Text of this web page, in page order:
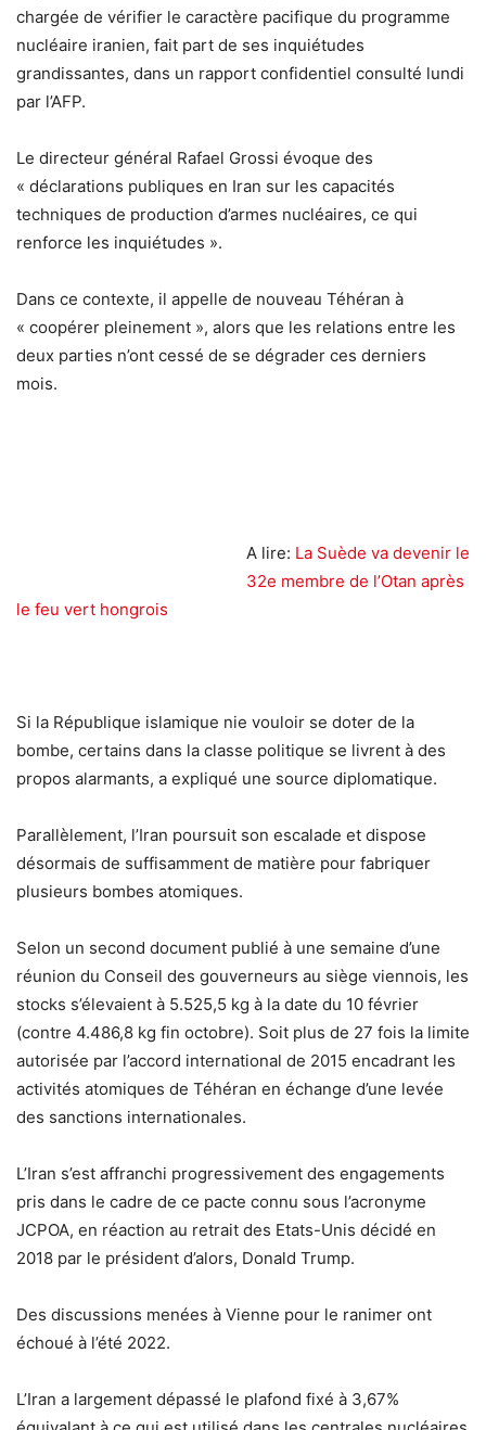
chargée de vérifier le caractère pacifique du programme
nucléaire iranien, fait part de ses inquiétudes
grandissantes, dans un rapport confidentiel consulté lundi
par l’AFP.
Le directeur général Rafael Grossi évoque des
« déclarations publiques en Iran sur les capacités
techniques de production d’armes nucléaires, ce qui
renforce les inquiétudes ».
Dans ce contexte, il appelle de nouveau Téhéran à
« coopérer pleinement », alors que les relations entre les
deux parties n’ont cessé de se dégrader ces derniers
mois.
A lire: La Suède va devenir le
32e membre de l’Otan après
le feu vert hongrois
Si la République islamique nie vouloir se doter de la
bombe, certains dans la classe politique se livrent à des
propos alarmants, a expliqué une source diplomatique.
Parallèlement, l’Iran poursuit son escalade et dispose
désormais de suffisamment de matière pour fabriquer
plusieurs bombes atomiques.
Selon un second document publié à une semaine d’une
réunion du Conseil des gouverneurs au siège viennois, les
stocks s’élevaient à 5.525,5 kg à la date du 10 février
(contre 4.486,8 kg fin octobre). Soit plus de 27 fois la limite
autorisée par l’accord international de 2015 encadrant les
activités atomiques de Téhéran en échange d’une levée
des sanctions internationales.
L’Iran s’est affranchi progressivement des engagements
pris dans le cadre de ce pacte connu sous l’acronyme
JCPOA, en réaction au retrait des Etats-Unis décidé en
2018 par le président d’alors, Donald Trump.
Des discussions menées à Vienne pour le ranimer ont
échoué à l’été 2022.
L’Iran a largement dépassé le plafond fixé à 3,67%